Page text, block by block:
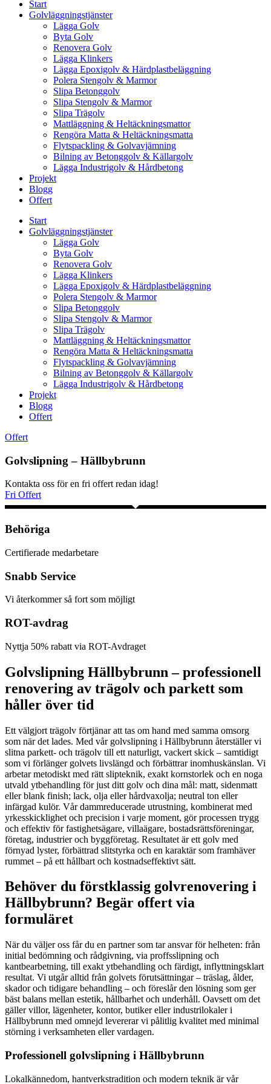
Start
Golvläggningstjänster
Lägga Golv
Byta Golv
Renovera Golv
Lägga Klinkers
Lägga Epoxigolv & Härdplastbeläggning
Polera Stengolv & Marmor
Slipa Betonggolv
Slipa Stengolv & Marmor
Slipa Trägolv
Mattläggning & Heltäckningsmattor
Rengöra Matta & Heltäckningsmatta
Flytspackling & Golvavjämning
Bilning av Betonggolv & Källargolv
Lägga Industrigolv & Hårdbetong
Projekt
Blogg
Offert
Start
Golvläggningstjänster
Lägga Golv
Byta Golv
Renovera Golv
Lägga Klinkers
Lägga Epoxigolv & Härdplastbeläggning
Polera Stengolv & Marmor
Slipa Betonggolv
Slipa Stengolv & Marmor
Slipa Trägolv
Mattläggning & Heltäckningsmattor
Rengöra Matta & Heltäckningsmatta
Flytspackling & Golvavjämning
Bilning av Betonggolv & Källargolv
Lägga Industrigolv & Hårdbetong
Projekt
Blogg
Offert
Offert
Golvslipning – Hällbybrunn
Kontakta oss för en fri offert redan idag!
Fri Offert
Behöriga
Certifierade medarbetare
Snabb Service
Vi återkommer så fort som möjligt
ROT-avdrag
Nyttja 50% rabatt via ROT-Avdraget
Golvslipning Hällbybrunn – professionell
renovering av trägolv och parkett som
håller över tid
Ett välgjort trägolv förtjänar att tas om hand med samma omsorg
som när det lades. Med vår golvslipning i Hällbybrunn återställer vi
slitna parkett- och trägolv till ett naturligt, vackert skick – samtidigt
som vi förlänger golvets livslängd och förbättrar inomhuskänslan. Vi
arbetar metodiskt med rätt slipteknik, exakt kornstorlek och en noga
utvald ytbehandling för just ditt golv och dina mål: matt, sidenmatt
eller blank finish; lack, olja eller hårdvaxolja; neutral ton eller
infärgad kulör. Vår dammreducerade utrustning, kombinerat med
yrkesskicklighet och precision i varje moment, gör processen trygg
och effektiv för fastighetsägare, villaägare, bostadsrättsföreningar,
företag, industrier och byggföretag. Resultatet är ett golv med
förnyad lyster, förbättrad slitstyrka och en karaktär som framhäver
rummet – på ett hållbart och kostnadseffektivt sätt.
Behöver du förstklassig golvrenovering i
Hällbybrunn? Begär offert via
formuläret
När du väljer oss får du en partner som tar ansvar för helheten: från
initial bedömning och rådgivning, via proffsslipning och
kantbearbetning, till exakt ytbehandling och färdigt, inflyttningsklart
resultat. Vi utgår alltid från golvets förutsättningar – träslag, ålder,
skador och tidigare behandling – och föreslår den lösning som ger
bäst balans mellan estetik, hållbarhet och underhåll. Oavsett om det
gäller villor, lägenheter, kontor, butiker eller industrilokaler i
Hällbybrunn med omnejd levererar vi pålitlig kvalitet med minimal
störning i verksamheten eller vardagen.
Professionell golvslipning i Hällbybrunn
Lokalkännedom, hantverkstradition och modern teknik är vår